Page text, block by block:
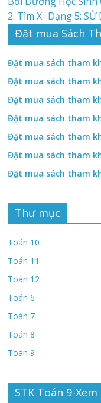
2: Tìm X- Dạng 5:
Đặt mua Sách
Đặt mua sách tham
Đặt mua sách tham
Đặt mua sách tham
Đặt mua sách tham
Đặt mua sách tham
Đặt mua sách tham
Đặt mua sách tham
Thư mục
Toán 10
Toán 11
Toán 12
Toán 6
Toán 7
Toán 8
Toán 9
STK Toán 9-